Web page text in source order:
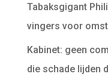
Tabaksgigant
vingers voor
Kabinet: geen
die schade lijden